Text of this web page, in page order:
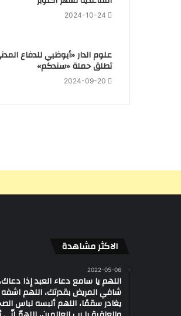
2024-10-24
علوم الدار «أبوظبي للدفاع
تطلق حملة «سندكم»
2024-09-20
الاكثر مشاهدة
2022-05-06
اللهم يا سامع دعاء العبد إذا
شافي المريض بقدرتك، اللهم
يغادر سقمًا، اللهم ألبسه لباس